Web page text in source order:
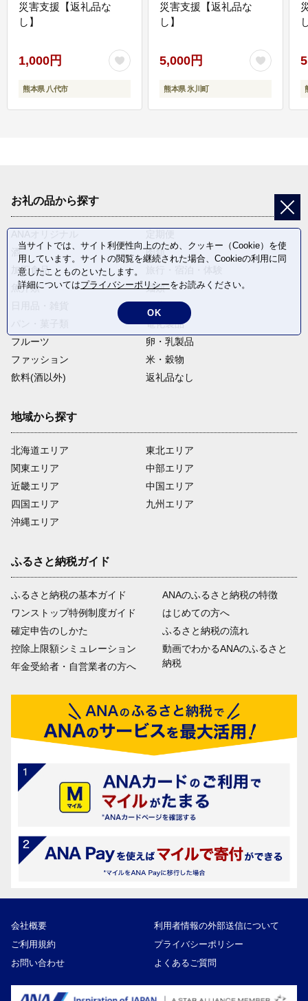
災害支援【返礼品な
し】
1,000円
熊本県 八代市
災害支援【返礼品な
し】
5,000円
熊本県 氷川町
お礼の品から探す
酒
肉類
加工食品
魚介類
麺類
電化製品
フルーツ
卵・乳製品
ファッション
米・穀物
飲料(酒以外)
返礼品なし
地域から探す
北海道エリア
関東エリア
近畿エリア
四国エリア
沖縄エリア
東北エリア
中部エリア
中国エリア
九州エリア
ふるさと納税ガイド
ふるさと納税の基本ガイド
ワンストップ特例制度ガイド
確定申告のしかた
控除上限額シミュレーション
年金受給者・自営業者の方へ
ANAのふるさと納税の特徴
はじめての方へ
ふるさと納税の流れ
動画でわかるANAのふるさと
納税
会社概要
利用者情報の外部送信について
ご利用規約
プライバシーポリシー
お問い合わせ
よくあるご質問
当サイトでは、サイト利便性向上のため、クッキー（Cookie）を使
用しています。サイトの閲覧を継続された場合、Cookieの利用に同
意したことものといたします。
詳細についてはプライバシーポリシーをお読みください。
OK